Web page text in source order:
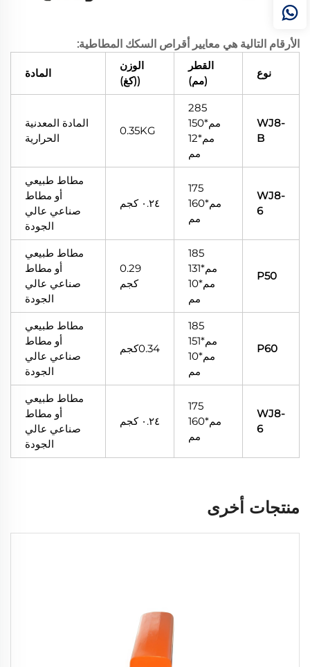
الأرقام التالية هي معايير أقراص السكك المطاطية:
نوع
القطر
(مم)
الوزن
((كغ)
المادة
WJ8-
B
285
مم*150
مم*12
مم
0.35KG
المادة المعدنية
الحرارية
WJ8-
6
175
مم*160
مم
٠.٢٤ كجم
مطاط طبيعي
أو مطاط
صناعي عالي
الجودة
P50
185
مم*131
مم*10
مم
0.29
كجم
مطاط طبيعي
أو مطاط
صناعي عالي
الجودة
P60
185
مم*151
مم*10
مم
0.34كجم
مطاط طبيعي
أو مطاط
صناعي عالي
الجودة
WJ8-
6
175
مم*160
مم
٠.٢٤ كجم
مطاط طبيعي
أو مطاط
صناعي عالي
الجودة
منتجات أخرى